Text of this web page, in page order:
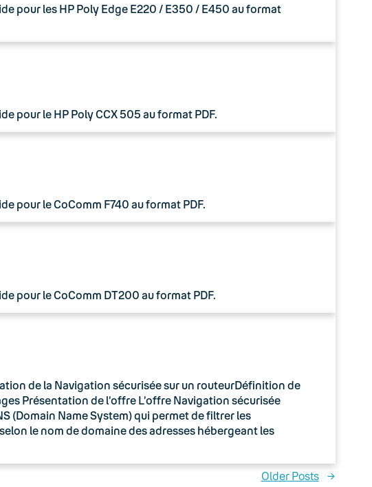
pour les HP Poly Edge E220 / E350 / E450 au format
pour le HP Poly CCX 505 au format PDF.
pour le CoComm F740 au format PDF.
pour le CoComm DT200 au format PDF.
de la Navigation sécurisée sur un routeurDéfinition de
Présentation de l’offre L’offre Navigation sécurisée
(Domain Name System) qui permet de filtrer les
le nom de domaine des adresses hébergeant les
Older Posts →